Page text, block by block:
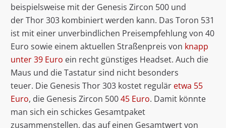
beispielsweise mit der Genesis Zircon 500 und
der Thor 303 kombiniert werden kann. Das Toron 531
ist mit einer unverbindlichen Preisempfehlung von 40
Euro sowie einem aktuellen Straßenpreis von knapp
unter 39 Euro ein recht günstiges Headset. Auch die
Maus und die Tastatur sind nicht besonders
teuer. Die Genesis Thor 303 kostet regulär etwa 55
Euro, die Genesis Zircon 50045 Euro. Damit könnte
man sich ein schickes Gesamtpaket
zusammenstellen, das auf einen Gesamtwert von